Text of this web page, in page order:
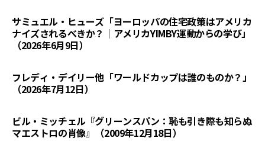
サミュエル・ヒューズ「ヨーロッパの住宅政策はアメリカ
ナイズされるべきか？｜アメリカYIMBY運動からの学び」
（2026年6月9日）
フレディ・デイリー他「ワールドカップは誰のものか？」
（2026年7月12日）
ビル・ミッチェル『グリーンスパン：恥も引き際も知らぬ
マエストロの肖像』（2009年12月18日）